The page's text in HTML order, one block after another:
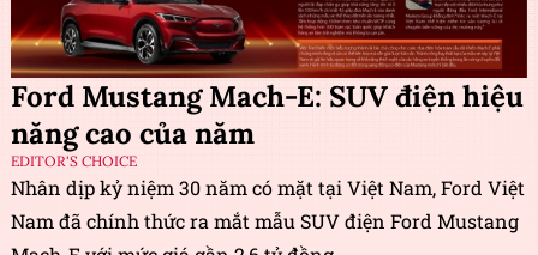
Ford Mustang Mach-E: SUV điện hiệu
năng cao của năm
EDITOR'S CHOICE
Nhân dịp kỷ niệm 30 năm có mặt tại Việt Nam, Ford Việt
Nam đã chính thức ra mắt mẫu SUV điện Ford Mustang